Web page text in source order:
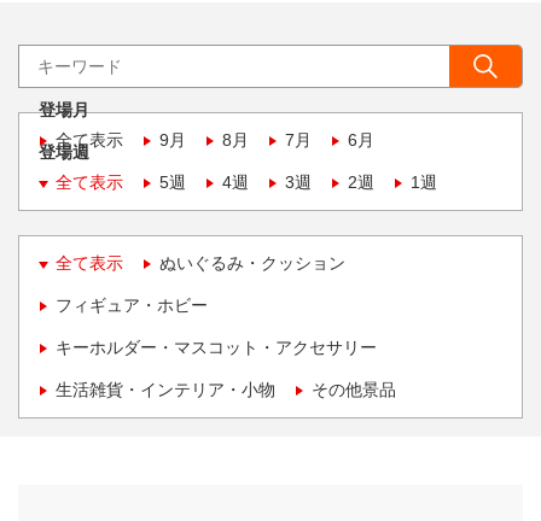
登場月
全て表示
9月 8月 7月 6月
登場週
全て表示
5週 4週 3週 2週 1週
全て表示 ぬいぐるみ・クッション
フィギュア・ホビー
キーホルダー・マスコット・アクセサリー
生活雑貨・インテリア・小物 その他景品